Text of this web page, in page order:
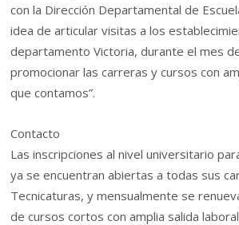
con la Dirección Departamental de
idea de articular visitas a los
departamento Victoria, durante el mes
promocionar las carreras y cursos con
que contamos”.
Contacto
Las inscripciones al nivel universitario
ya se encuentran abiertas a todas sus
Tecnicaturas, y mensualmente se
de cursos cortos con amplia salida